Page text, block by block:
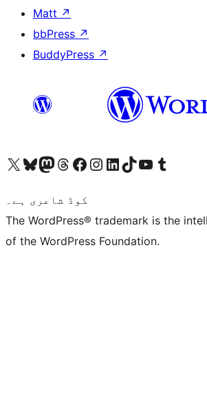
Matt ↗
bbPress ↗
BuddyPress ↗
Visit our X (formerly Twitter) account
ہمارے بلیواسکائی اکاؤنٹ پر جائیں
Visit our Mastodon account
ہمارے ٹھریڈز اکاؤنٹ پر جائیں
Visit our Facebook page
Visit our Instagram account
Visit our LinkedIn account
ہمارے ٹک ٹاک اکاؤنٹ پر جائیں
Visit our YouTube channel
ہمارے ٹمبلر اکاؤنٹ پر جائیں
کوڈ شاعری ہے۔
The WordPress® trademark is the
of the WordPress Foundation.